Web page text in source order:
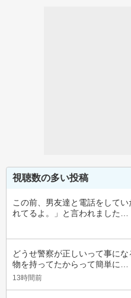
視聴数の多い投稿
この前、男友達と電話をして
れてるよ。」と言われました…
どうせ警察が正しいって事に
物を持ってたからって簡単に…
13時間前